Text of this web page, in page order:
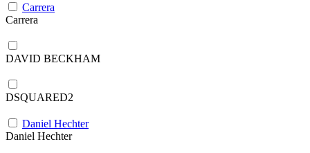
Carrera
Carrera
DAVID BECKHAM
DSQUARED2
Daniel Hechter
Daniel Hechter